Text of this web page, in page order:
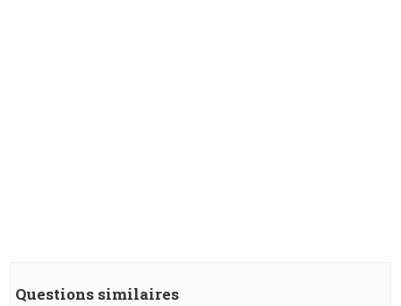
Questions similaires